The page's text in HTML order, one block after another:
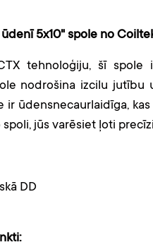
5x10" spole no
tehnoloģiju, šī
nodrošina izcilu
ir ūdensnecaurlaidīga,
jūs varēsiet ļoti
DD